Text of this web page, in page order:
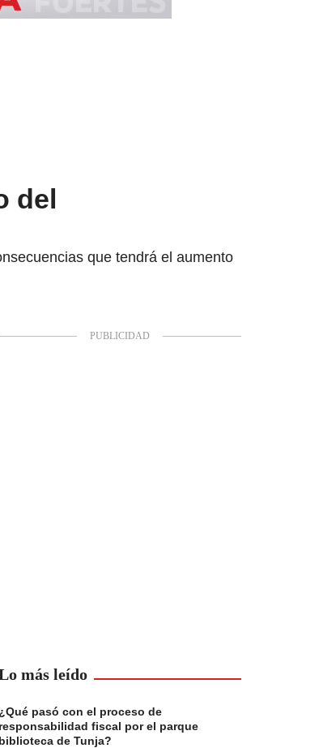
del
que tendrá el aumento
más leído
¿Qué pasó con el proceso de
responsabilidad fiscal por el parque
biblioteca de Tunja?